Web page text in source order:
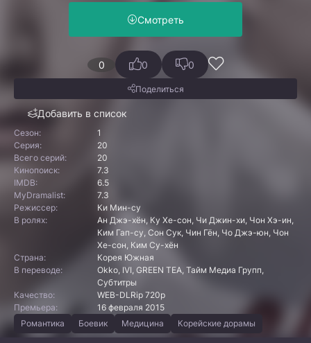
Смотреть
0
Добавить в список
0 0
Поделиться
Сезон:
1
Серия:
20
Всего серий:
20
Кинопоиск:
7.3
IMDB:
6.5
MyDramalist:
7.3
Режиссер:
Ки Мин-су
В ролях:
Ан Джэ-хён, Ку Хе-сон, Чи Джин-хи, Чон Хэ-ин,
Ким Гап-су, Сон Сук, Чин Гён, Чо Джэ-юн, Чон
Хе-сон, Ким Су-хён
Страна:
Корея Южная
В переводе:
Okko, IVI, GREEN TEA, Тайм Медиа Групп,
Субтитры
Качество:
WEB-DLRip 720p
Премьера:
16 февраля 2015
Романтика
Боевик Медицина Корейские дорамы